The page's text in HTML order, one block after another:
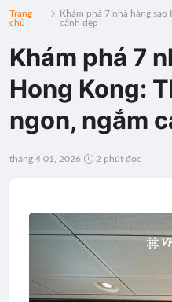
Trang
chủ
Khám phá 7 nhà hàng
cảnh đẹp
Khám phá 7
Hong Kong:
ngon, ngắm
tháng 4 01, 2026 2 phút đọc